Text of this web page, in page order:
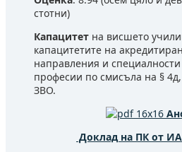
стотни)
Капацитет на висшето
капацитетите на
направления и
професии по смисъла на §
ЗВО.
Доклад на ПК от ИА